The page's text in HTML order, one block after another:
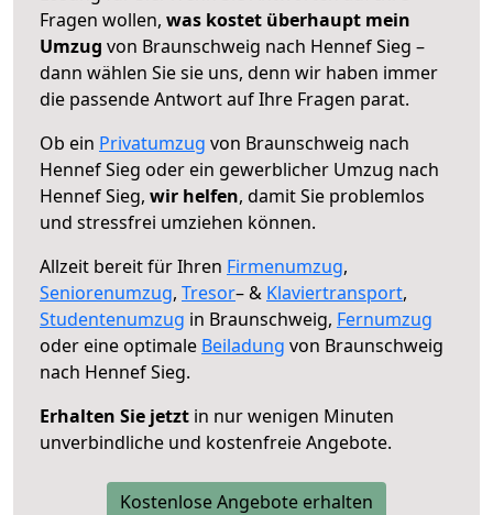
Fragen wollen, was kostet überhaupt mein
Umzug von Braunschweig nach Hennef Sieg –
dann wählen Sie sie uns, denn wir haben immer
die passende Antwort auf Ihre Fragen parat.
Ob ein Privatumzug von Braunschweig nach
Hennef Sieg oder ein gewerblicher Umzug nach
Hennef Sieg, wir helfen, damit Sie problemlos
und stressfrei umziehen können.
Allzeit bereit für Ihren Firmenumzug,
Seniorenumzug, Tresor– & Klaviertransport,
Studentenumzug in Braunschweig, Fernumzug
oder eine optimale Beiladung von Braunschweig
nach Hennef Sieg.
Erhalten Sie jetzt in nur wenigen Minuten
unverbindliche und kostenfreie Angebote.
Kostenlose Angebote erhalten